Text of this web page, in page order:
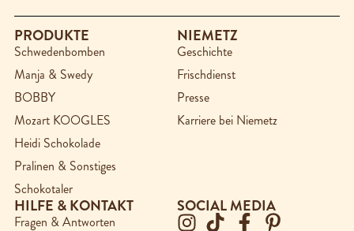
PRODUKTE
Schwedenbomben
Manja & Swedy
BOBBY
Mozart KOOGLES
Heidi Schokolade
Pralinen & Sonstiges
Schokotaler
NIEMETZ
Geschichte
Frischdienst
Presse
Karriere bei Niemetz
HILFE & KONTAKT
Fragen & Antworten
SOCIAL MEDIA